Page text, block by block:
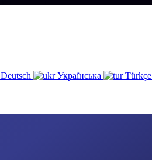
Deutsch Українська Türkçe